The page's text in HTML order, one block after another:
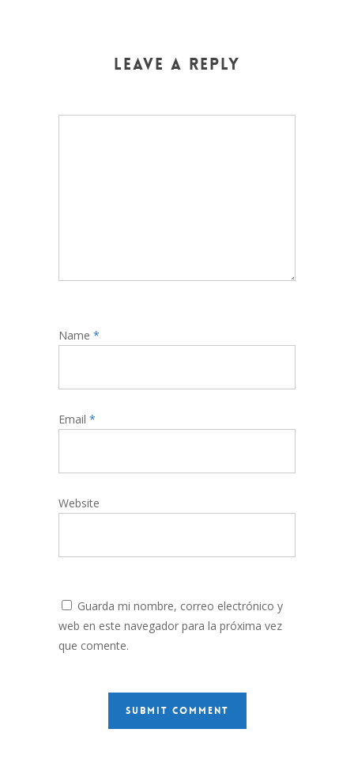
Leave a Reply
Name *
Email *
Website
Guarda mi nombre, correo electrónico y
web en este navegador para la próxima vez
que comente.